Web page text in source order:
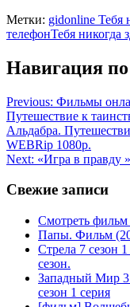
Метки: gidonline Тебя
телефонТебя никогда
Навигация
Previous: Фильмы
Путешествие к
Альдабра.
WEBRip 1080p.
Next: «Игра в правду
Свежие записи
Смотреть фильм
Папы. Фильм
Стрела 7 сезон
сезон.
Западный Мир 3
сезон 1 серия